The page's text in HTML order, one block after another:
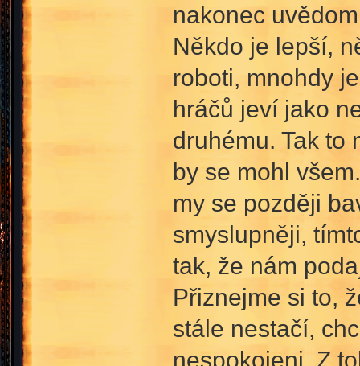
nakonec
Někdo je lepší,
roboti, mnohdy
hráčů jeví jako
druhému. Tak to
by se mohl
my se později
smyslupněji,
tak, že nám
Přiznejme si to,
stále nestačí,
nespokojeni. Z